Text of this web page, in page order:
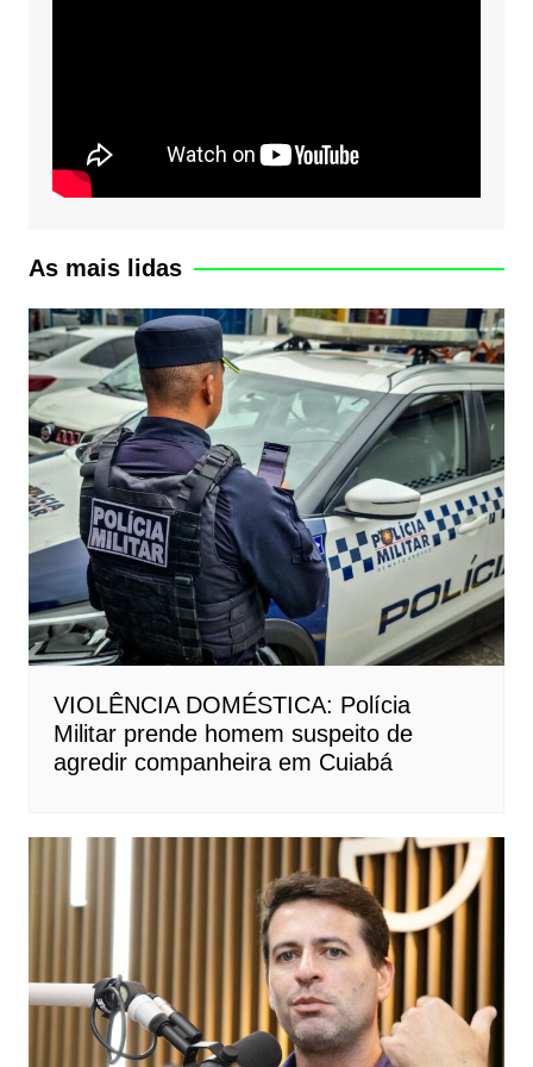
As mais lidas
VIOLÊNCIA DOMÉSTICA: Polícia
Militar prende homem suspeito de
agredir companheira em Cuiabá